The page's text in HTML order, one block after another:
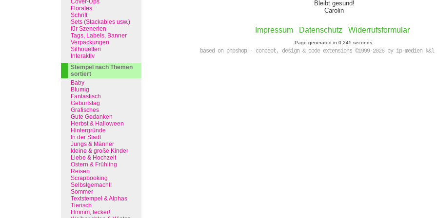
Bleibt gesund!
Carolin
Impressum Datenschutz Widerrufsformular
Page generated in 0,245 seconds.
based on phpshop - concept, design & code extensions ©1999-2026 by ip-medien
Cover-Ups
Florales
Schrift
Sets (Stackables usw.)
für Szenerien
Tags, Labels, Banner
Verpackungen
Silhouetten
Interaktiv
Stempel nach Themen
sortiert
Baby
Blumig
Fantastisch
Geburtstag
Grafisches
Gute Gedanken
Herbst & Halloween
Hintergründe
In der Stadt
Jungs & Männer
kleine & große Kinder
Liebe & Hochzeit
Ostern & Frühling
Reisen
Scrapbooking
Selbstgemacht!
Sommer
Textstempel & Alphas
Tierisch
Hmmm, lecker!